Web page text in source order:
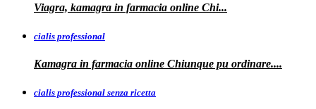
Viagra, kamagra in farmacia online Chi...
cialis professional
Kamagra in farmacia online Chiunque pu ordinare....
cialis professional senza ricetta